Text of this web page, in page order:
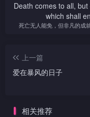
Death comes to all,
which shall
死亡无人能免，但非凡的成
上一篇
爱在暴风的日子
相关推荐